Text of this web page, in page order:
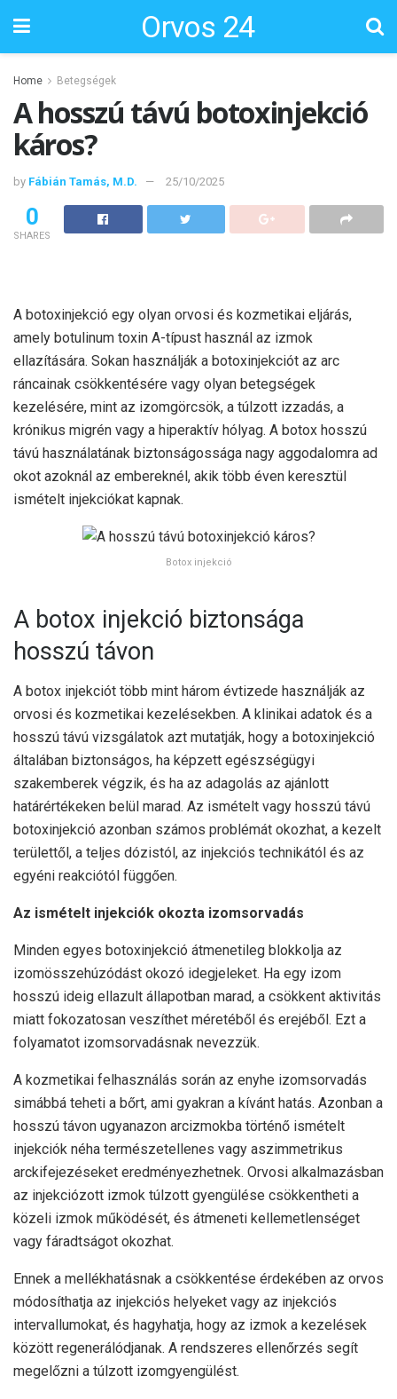
Orvos 24
Home Betegségek
A hosszú távú botoxinjekció
káros?
by Fábián Tamás, M.D. 25/10/2025
0
SHARES
A botoxinjekció egy olyan orvosi és kozmetikai eljárás,
amely botulinum toxin A-típust használ az izmok
ellazítására. Sokan használják a botoxinjekciót az arc
ráncainak csökkentésére vagy olyan betegségek
kezelésére, mint az izomgörcsök, a túlzott izzadás, a
krónikus migrén vagy a hiperaktív hólyag. A botox hosszú
távú használatának biztonságossága nagy aggodalomra ad
okot azoknál az embereknél, akik több éven keresztül
ismételt injekciókat kapnak.
Botox injekció
A botox injekció biztonsága
hosszú távon
A botox injekciót több mint három évtizede használják az
orvosi és kozmetikai kezelésekben. A klinikai adatok és a
hosszú távú vizsgálatok azt mutatják, hogy a botoxinjekció
általában biztonságos, ha képzett egészségügyi
szakemberek végzik, és ha az adagolás az ajánlott
határértékeken belül marad. Az ismételt vagy hosszú távú
botoxinjekció azonban számos problémát okozhat, a kezelt
területtől, a teljes dózistól, az injekciós technikától és az
egyéni reakciótól függően.
Az ismételt injekciók okozta izomsorvadás
Minden egyes botoxinjekció átmenetileg blokkolja az
izomösszehúzódást okozó idegjeleket. Ha egy izom
hosszú ideig ellazult állapotban marad, a csökkent aktivitás
miatt fokozatosan veszíthet méretéből és erejéből. Ezt a
folyamatot izomsorvadásnak nevezzük.
A kozmetikai felhasználás során az enyhe izomsorvadás
simábbá teheti a bőrt, ami gyakran a kívánt hatás. Azonban a
hosszú távon ugyanazon arcizmokba történő ismételt
injekciók néha természetellenes vagy aszimmetrikus
arckifejezéseket eredményezhetnek. Orvosi alkalmazásban
az injekciózott izmok túlzott gyengülése csökkentheti a
közeli izmok működését, és átmeneti kellemetlenséget
vagy fáradtságot okozhat.
Ennek a mellékhatásnak a csökkentése érdekében az orvos
módosíthatja az injekciós helyeket vagy az injekciós
intervallumokat, és hagyhatja, hogy az izmok a kezelések
között regenerálódjanak. A rendszeres ellenőrzés segít
megelőzni a túlzott izomgyengülést.